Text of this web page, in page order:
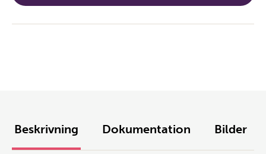
Beskrivning Dokumentation Bilder